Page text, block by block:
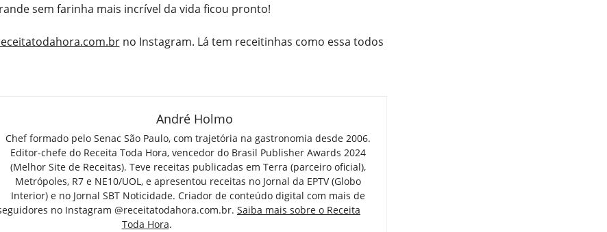
sem farinha mais incrível da vida ficou pronto!
no Instagram. Lá tem receitinhas como essa todos
André Holmo
Chef formado pelo Senac São Paulo, com trajetória na gastronomia desde 2006.
Editor-chefe do Receita Toda Hora, vencedor do Brasil Publisher Awards 2024
(Melhor Site de Receitas). Teve receitas publicadas em Terra (parceiro oficial),
Metrópoles, R7 e NE10/UOL, e apresentou receitas no Jornal da EPTV (Globo
Interior) e no Jornal SBT Noticidade. Criador de conteúdo digital com mais de
no Instagram @receitatodahora.com.br. Saiba mais sobre o Receita
Toda Hora.